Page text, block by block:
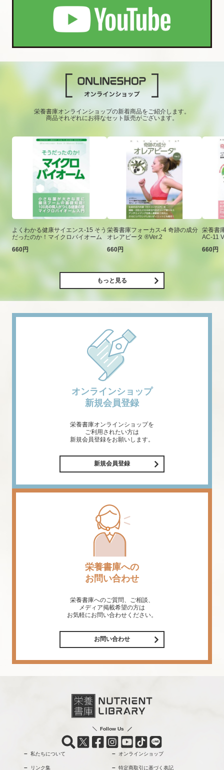
栄養書庫オンラインショップの新着商品をご紹介します。
商品それぞれにお得なセット販売がございます。
よくわかる健康サイエンス-15 そう
だったのか！マイクロバイオーム
660円
栄養書庫フォーカス-4 奇跡の成分
オレアビータ ®Ver.2
660円
栄養書
AC-11
660円
もっと見る
オンラインショップ
新規会員登録
栄養書庫オンラインショップを
ご利用されたい方は
新規会員登録をお願いします。
新規会員登録
栄養書庫への
お問い合わせ
栄養書庫へのご質問、ご相談、
メディア掲載希望の方は
お気軽にお問い合わせください。
お問い合わせ
Follow Us
私たちについて オンラインショップ
リンク集 特定商取引に基づく表記